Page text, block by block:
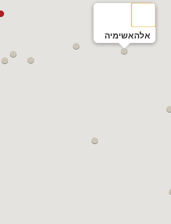
אלהאשימיה